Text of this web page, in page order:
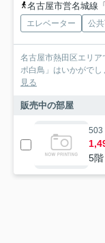
名古屋市営名城線
エレベーター 公
名古屋市熱田区エリ
ポ白鳥」はいかがで
見る
販売中の部屋
503
5